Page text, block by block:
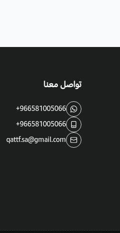
تواصل معنا
+966581005066
+966581005066
qattf.sa@gmail.com